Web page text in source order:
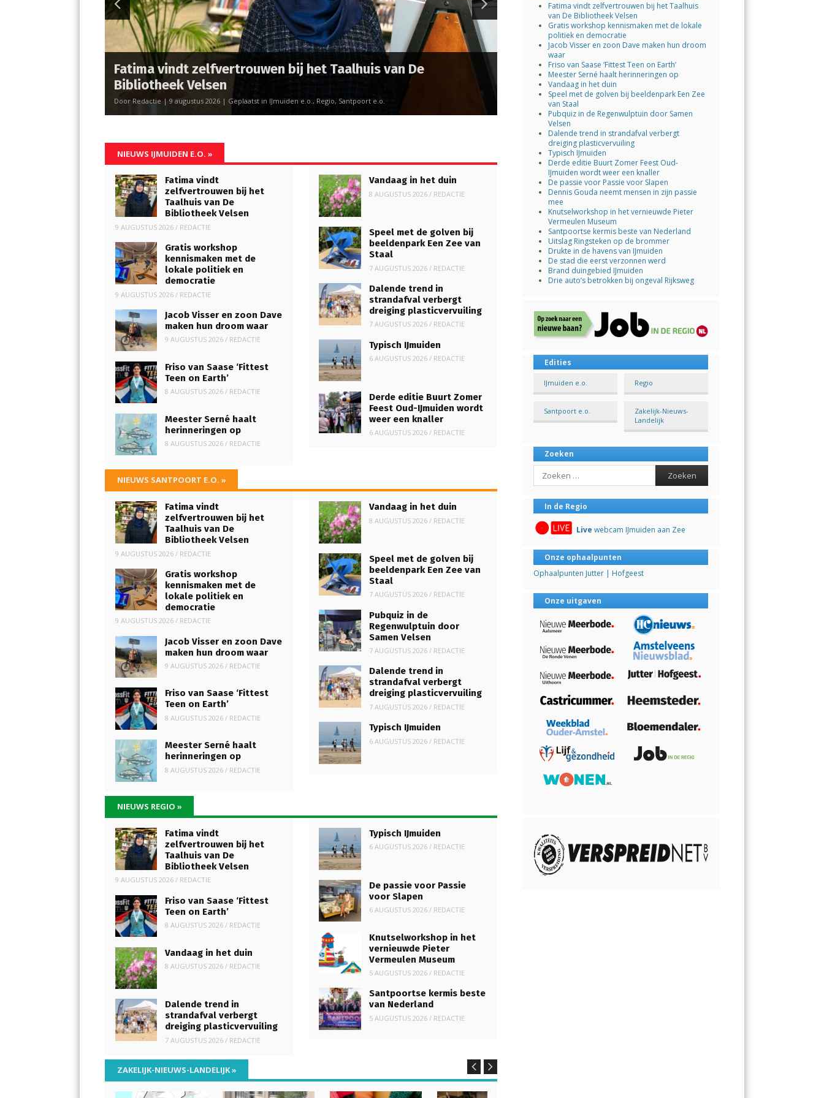
Fatima vindt zelfvertrouwen bij het Taalhuis van De
Bibliotheek Velsen
Door Redactie | 9 augustus 2026 | Geplaatst in IJmuiden e.o., Regio, Santpoort e.o.
NIEUWS IJMUIDEN E.O. »
Fatima vindt
zelfvertrouwen bij het
Taalhuis van De
Bibliotheek Velsen
9 AUGUSTUS 2026/ REDACTIE
Gratis workshop
kennismaken met de
lokale politiek en
democratie
9 AUGUSTUS 2026/ REDACTIE
Jacob Visser en zoon Dave
maken hun droom waar
9 AUGUSTUS 2026 / REDACTIE
Friso van Saase ‘Fittest
Teen on Earth’
8 AUGUSTUS 2026 / REDACTIE
Meester Serné haalt
herinneringen op
8 AUGUSTUS 2026 / REDACTIE
Vandaag in het duin
8 AUGUSTUS 2026/ REDACTIE
Speel met de golven bij
beeldenpark Een Zee van
Staal
7 AUGUSTUS 2026/ REDACTIE
Dalende trend in
strandafval verbergt
dreiging plasticvervuiling
7 AUGUSTUS 2026/ REDACTIE
Typisch IJmuiden
6 AUGUSTUS 2026/ REDACTIE
Derde editie Buurt Zomer
Feest Oud-IJmuiden wordt
weer een knaller
6 AUGUSTUS 2026/ REDACTIE
NIEUWS SANTPOORT E.O. »
Fatima vindt
zelfvertrouwen bij het
Taalhuis van De
Bibliotheek Velsen
9 AUGUSTUS 2026/ REDACTIE
Gratis workshop
kennismaken met de
lokale politiek en
democratie
9 AUGUSTUS 2026/ REDACTIE
Jacob Visser en zoon Dave
maken hun droom waar
9 AUGUSTUS 2026 / REDACTIE
Friso van Saase ‘Fittest
Teen on Earth’
8 AUGUSTUS 2026 / REDACTIE
Meester Serné haalt
herinneringen op
8 AUGUSTUS 2026 / REDACTIE
Vandaag in het duin
8 AUGUSTUS 2026/ REDACTIE
Speel met de golven bij
beeldenpark Een Zee van
Staal
7 AUGUSTUS 2026/ REDACTIE
Pubquiz in de
Regenwulptuin door
Samen Velsen
7 AUGUSTUS 2026/ REDACTIE
Dalende trend in
strandafval verbergt
dreiging plasticvervuiling
7 AUGUSTUS 2026/ REDACTIE
Typisch IJmuiden
6 AUGUSTUS 2026/ REDACTIE
NIEUWS REGIO »
Fatima vindt
zelfvertrouwen bij het
Taalhuis van De
Bibliotheek Velsen
9 AUGUSTUS 2026/ REDACTIE
Friso van Saase ‘Fittest
Teen on Earth’
8 AUGUSTUS 2026 / REDACTIE
Vandaag in het duin
8 AUGUSTUS 2026 / REDACTIE
Dalende trend in
strandafval verbergt
dreiging plasticvervuiling
7 AUGUSTUS 2026 / REDACTIE
Typisch IJmuiden
6 AUGUSTUS 2026/ REDACTIE
De passie voor Passie
voor Slapen
6 AUGUSTUS 2026/ REDACTIE
Knutselworkshop in het
vernieuwde Pieter
Vermeulen Museum
5 AUGUSTUS 2026/ REDACTIE
Santpoortse kermis beste
van Nederland
5 AUGUSTUS 2026/ REDACTIE
ZAKELIJK-NIEUWS-LANDELIJK»
Fatima vindt zelfvertrouwen bij het Taalhuis
van De Bibliotheek Velsen
Gratis workshop kennismaken met de lokale
politiek en democratie
Jacob Visser en zoon Dave maken hun droom
waar
Friso van Saase ‘Fittest Teen on Earth’
Meester Serné haalt herinneringen op
Vandaag in het duin
Speel met de golven bij beeldenpark Een Zee
van Staal
Pubquiz in de Regenwulptuin door Samen
Velsen
Dalende trend in strandafval verbergt
dreiging plasticvervuiling
Typisch IJmuiden
Derde editie Buurt Zomer Feest Oud-
IJmuiden wordt weer een knaller
De passie voor Passie voor Slapen
Dennis Gouda neemt mensen in zijn passie
mee
Knutselworkshop in het vernieuwde Pieter
Vermeulen Museum
Santpoortse kermis beste van Nederland
Uitslag Ringsteken op de brommer
Drukte in de havens van IJmuiden
De stad die eerst verzonnen werd
Brand duingebied IJmuiden
Drie auto’s betrokken bij ongeval Rijksweg
Edities
IJmuiden e.o. Regio
Santpoort e.o.
Zakelijk-Nieuws-
Landelijk
Zoeken
Search
In de Regio
Live webcam IJmuiden aan Zee
Onze ophaalpunten
Ophaalpunten Jutter | Hofgeest
Onze uitgaven